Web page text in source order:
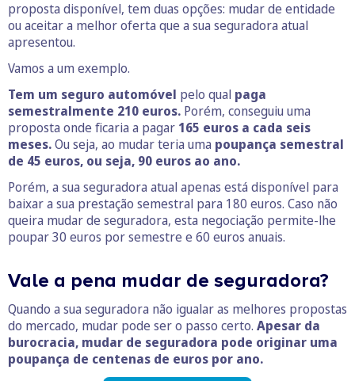
proposta disponível, tem duas opções: mudar de entidade
ou aceitar a melhor oferta que a sua seguradora atual
apresentou.
Vamos a um exemplo.
Tem um seguro automóvel pelo qual paga
semestralmente 210 euros. Porém, conseguiu uma
proposta onde ficaria a pagar 165 euros a cada seis
meses.Ou seja, ao mudar teria uma poupança semestral
de 45 euros, ou seja, 90 euros ao ano.
Porém, a sua seguradora atual apenas está disponível para
baixar a sua prestação semestral para 180 euros. Caso não
queira mudar de seguradora, esta negociação permite-lhe
poupar 30 euros por semestre e 60 euros anuais.
Vale a pena mudar de seguradora?
Quando a sua seguradora não igualar as melhores propostas
do mercado, mudar pode ser o passo certo. Apesar da
burocracia, mudar de seguradora pode originar uma
poupança de centenas de euros por ano.